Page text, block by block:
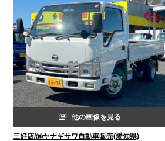
他の画像を見る
三好店/㈱ヤナギサワ自動車販売(愛知県)